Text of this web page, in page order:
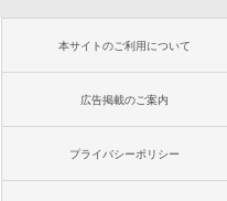
本サイトのご利用について
広告掲載のご案内
プライバシーポリシー